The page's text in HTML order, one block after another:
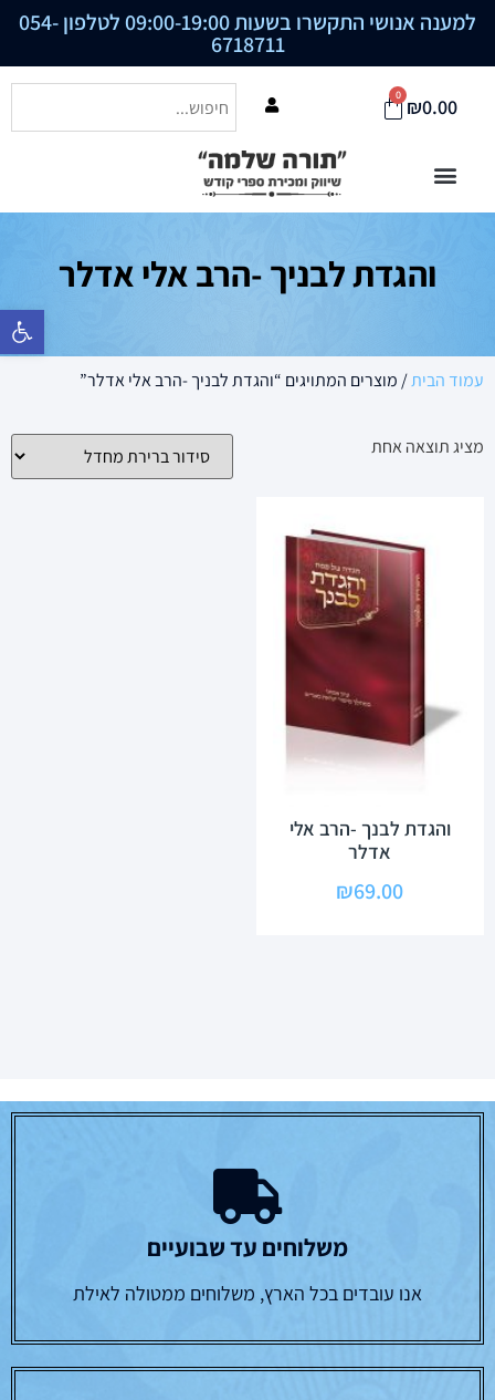
פתח סרגל
למענה אנושי התקשרו בשעות 09:00-19:00 לטלפון 054-
6718711
₪0.00
0
והגדת לבניך -הרב אלי אדלר
עמוד הבית/ מוצרים המתויגים “והגדת לבניך -הרב אלי אדלר”
מציג תוצאה אחת
והגדת לבנך -הרב אלי
אדלר
₪69.00
משלוחים עד שבועיים
אנו עובדים בכל הארץ, משלוחים ממטולה לאילת